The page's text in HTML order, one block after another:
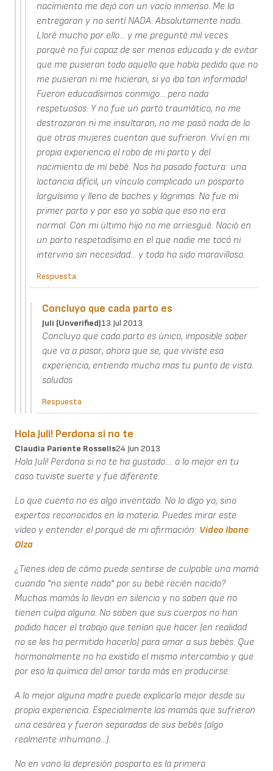
nacimiento me dejó con un vacío inmenso. Me la
entregaron y no sentí NADA. Absolutamente nada.
Lloré mucho por ello... y me pregunté mil veces
porqué no fui capaz de ser menos educada y de evitar
que me pusieran todo aquello que había pedido que no
me pusieran ni me hicieran, si yo iba tan informada!
Fueron educadísimos conmigo... pero nada
respetuosos. Y no fue un parto traumático, no me
destrozaron ni me insultaron, no me pasó nada de lo
que otras mujeres cuentan que sufrieron. Viví en mi
propia experiencia el robo de mi parto y del
nacimiento de mi bebé. Nos ha pasado factura: una
lactancia difícil, un vínculo complicado un posparto
larguísimo y lleno de baches y lágrimas. No fue mi
primer parto y por eso yo sabía que eso no era
normal. Con mi último hijo no me arriesgué. Nació en
un parto respetadísimo en el que nadie me tocó ni
intervino sin necesidad... y toda ha sido maravilloso.
Respuesta
Concluyo que cada parto es
Juli (unverified)13 Jul 2013
Concluyo que cada parto es único, imposible saber
que va a pasar, ahora que se, que viviste esa
experiencia, entiendo mucha mas tu punto de vista.
saludos
Respuesta
Hola Juli! Perdona si no te
Claudia Pariente Rossells24 Jun 2013
Hola Juli! Perdona si no te ha gustado.... a lo mejor en tu
caso tuviste suerte y fue diferente.
Lo que cuento no es algo inventado. No lo digo yo, sino
expertos reconocidos en la materia. Puedes mirar este
vídeo y entender el porqué de mi afirmación: Vídeo Ibone
Olza
¿Tienes idea de cómo puede sentirse de culpable una mamá
cuando "no siente nada" por su bebé recién nacido?
Muchas mamás lo llevan en silencio y no saben que no
tienen culpa alguna. No saben que sus cuerpos no han
podido hacer el trabajo que tenían que hacer (en realidad
no se les ha permitido hacerlo) para amar a sus bebés. Que
hormonalmente no ha existido el mismo intercambio y que
por eso la química del amor tarda más en producirse.
A lo mejor alguna madre puede explicarlo mejor desde su
propia experiencia. Especialmente las mamás que sufrieron
una cesárea y fueron separadas de sus bebés (algo
realmente inhumano...).
No en vano la depresión posparto es la primera